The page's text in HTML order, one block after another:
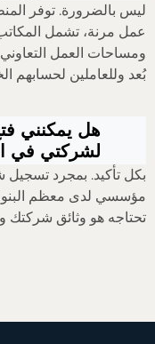
ليس بالضرورة. توفر
عمل مرنة، تشمل
ومساحات العمل
بُعد وللعاملين لحسابهم
هل يمكنني
لشركتي في
بكل تأكيد. بمجرد
مؤسسي لدى معظم
تحتاجه هو وثائق شركتك